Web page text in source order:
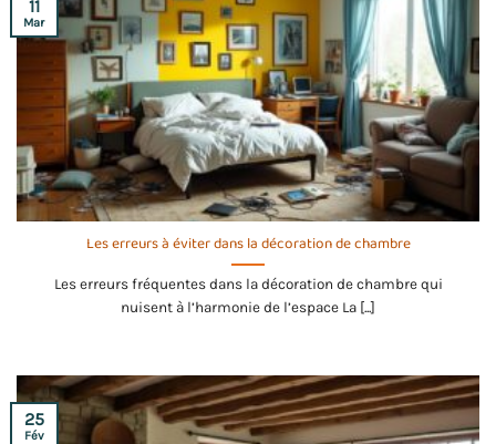
Les erreurs à éviter dans la décoration de chambre
Les erreurs fréquentes dans la décoration de chambre qui
nuisent à l’harmonie de l’espace La [...]
11
Mar
25
Fév